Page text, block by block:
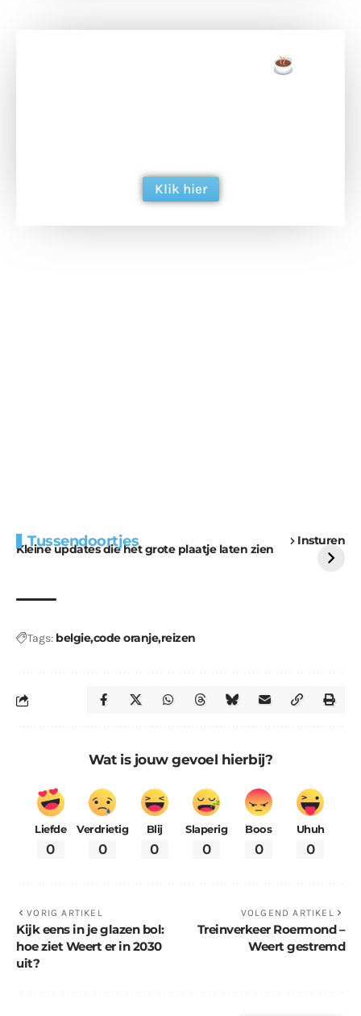
Klik hier
Tussendoortjes Insturen
Kleine updates die het grote plaatje laten zien
voor kabouters
uitdaging
Tags: belgiecode oranjereizen
Wat is jouw gevoel hierbij?
Liefde
0
Verdrietig
0
Blij
0
Slaperig
0
Boos
0
Uhuh
0
VORIG ARTIKEL
Kijk eens in je glazen bol:
hoe ziet Weert er in 2030
uit?
VOLGEND ARTIKEL
Treinverkeer Roermond –
Weert gestremd